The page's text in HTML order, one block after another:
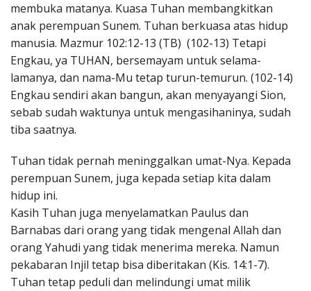
membuka matanya. Kuasa Tuhan membangkitkan
anak perempuan Sunem. Tuhan berkuasa atas hidup
manusia. Mazmur 102:12-13 (TB) (102-13) Tetapi
Engkau, ya TUHAN, bersemayam untuk selama-
lamanya, dan nama-Mu tetap turun-temurun. (102-14)
Engkau sendiri akan bangun, akan menyayangi Sion,
sebab sudah waktunya untuk mengasihaninya, sudah
tiba saatnya.
Tuhan tidak pernah meninggalkan umat-Nya. Kepada
perempuan Sunem, juga kepada setiap kita dalam
hidup ini.
Kasih Tuhan juga menyelamatkan Paulus dan
Barnabas dari orang yang tidak mengenal Allah dan
orang Yahudi yang tidak menerima mereka. Namun
pekabaran Injil tetap bisa diberitakan (Kis. 14:1-7).
Tuhan tetap peduli dan melindungi umat milik